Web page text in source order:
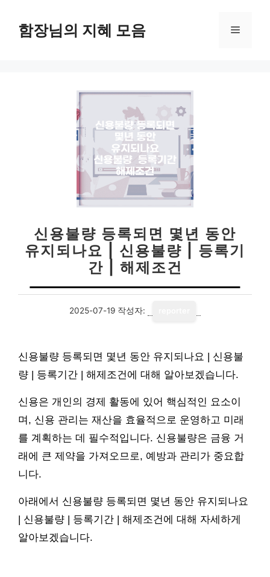
함장님의 지혜 모음 메
신용불량 등록되면 몇년 동안
유지되나요 | 신용불량 | 등록기
간 | 해제조건
2025-07-19 작성자:
신용불량 등록되면 몇년 동안 유지되나요 | 신용불
량 | 등록기간 | 해제조건에 대해 알아보겠습니다.
신용은 개인의 경제 활동에 있어 핵심적인 요소이
며, 신용 관리는 재산을 효율적으로 운영하고 미래
를 계획하는 데 필수적입니다. 신용불량은 금융 거
래에 큰 제약을 가져오므로, 예방과 관리가 중요합
니다.
아래에서 신용불량 등록되면 몇년 동안 유지되나요
| 신용불량 | 등록기간 | 해제조건에 대해 자세하게
알아보겠습니다.